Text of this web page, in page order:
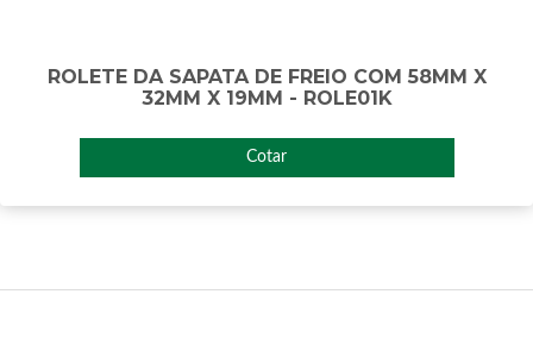
ROLETE DA SAPATA DE FREIO COM 58MM X
32MM X 19MM - ROLE01K
Cotar